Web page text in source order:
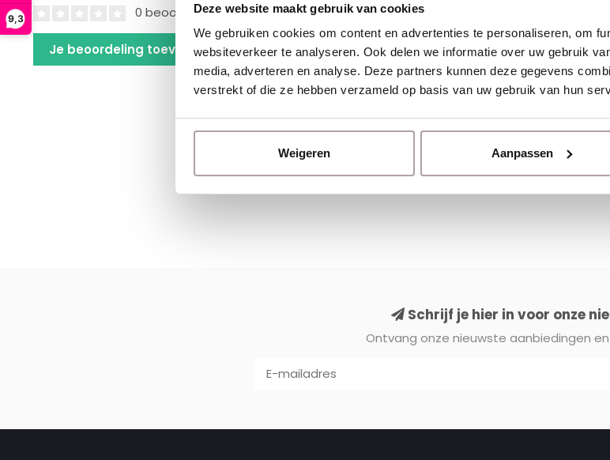
Deze website maakt gebruik van cookies
We gebruiken cookies om content en advertenties te personaliseren, om
websiteverkeer te analyseren. Ook delen we informatie over uw gebruik
media, adverteren en analyse. Deze partners kunnen deze gegevens
verstrekt of die ze hebben verzameld op basis van uw gebruik van hun
Weigeren Aanpassen
9,3 0 beoordelingen
Je beoordeling toevoegen
Schrijf je hier in voor onze
Ontvang onze nieuwste aanbiedingen